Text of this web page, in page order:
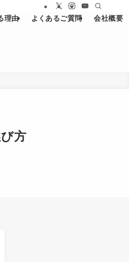
理由 よくあるご質問 会社概要
方